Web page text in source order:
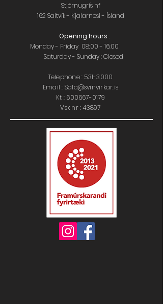
Stjörnugrís hf
162 Saltvík - Kjalarnesi - Ísland
Opening hours :
Monday - Friday 08:00 - 16:00
Saturday - Sunday : Closed
Telephone : 531-3000
Email : Sala@svinvirkar.is
​​Kt : 600667-0179
Vsk nr : 43897